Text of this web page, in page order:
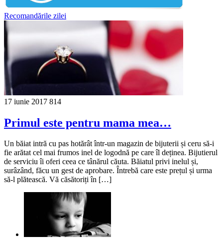
Recomandările zilei
17 iunie 2017 814
Primul este pentru mama mea…
Un băiat intră cu pas hotărât într-un magazin de bijuterii și ceru să-i
fie arătat cel mai frumos inel de logodnă pe care îl deținea. Bijutierul
de serviciu îi oferi ceea ce tânărul căuta. Băiatul privi inelul și,
surâzând, făcu un gest de aprobare. Întrebă care este prețul și urma
să-l plătească. Vă căsătoriți în […]